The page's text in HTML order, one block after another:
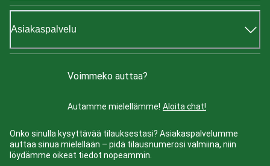
Asiakaspalvelu
Voimmeko auttaa?
Autamme mielellämme! Aloita chat!
Onko sinulla kysyttävää tilauksestasi? Asiakaspalvelumme
auttaa sinua mielellään – pidä tilausnumerosi valmiina, niin
löydämme oikeat tiedot nopeammin.